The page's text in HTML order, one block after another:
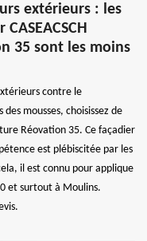
extérieurs : les
35 sont les moins
contre le
mousses, choisissez de
Réovation 35. Ce façadier
est plébiscitée par les
il est connu pour applique
et surtout à Moulins.